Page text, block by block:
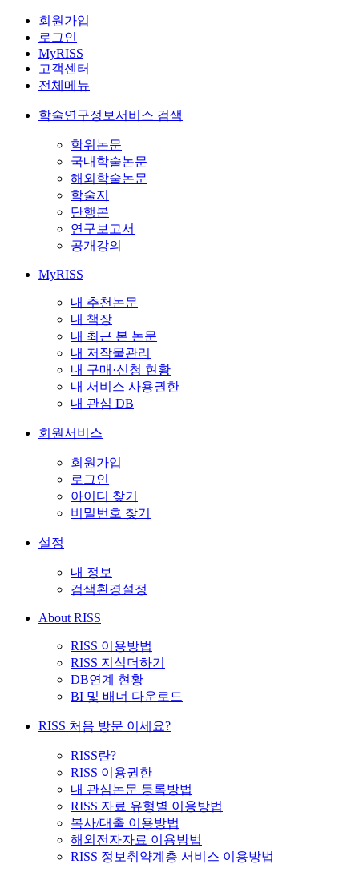
회원가입
로그인
MyRISS
고객센터
전체메뉴
학술연구정보서비스 검색
학위논문
국내학술논문
해외학술논문
학술지
단행본
연구보고서
공개강의
MyRISS
내 추천논문
내 책장
내 최근 본 논문
내 저작물관리
내 구매·신청 현황
내 서비스 사용권한
내 관심 DB
회원서비스
회원가입
로그인
아이디 찾기
비밀번호 찾기
설정
내 정보
검색환경설정
About RISS
RISS 이용방법
RISS 지식더하기
DB연계 현황
BI 및 배너 다운로드
RISS 처음 방문 이세요?
RISS란?
RISS 이용권한
내 관심논문 등록방법
RISS 자료 유형별 이용방법
복사/대출 이용방법
해외전자자료 이용방법
RISS 정보취약계층 서비스 이용방법